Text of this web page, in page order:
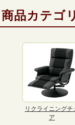
商品カテゴリ
リクライニングチ
ア